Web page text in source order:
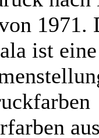
1971.
ist eine